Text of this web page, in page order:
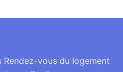
Rendez-vous du logement